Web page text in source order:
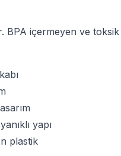
BPA içermeyen ve
yapı
plastik